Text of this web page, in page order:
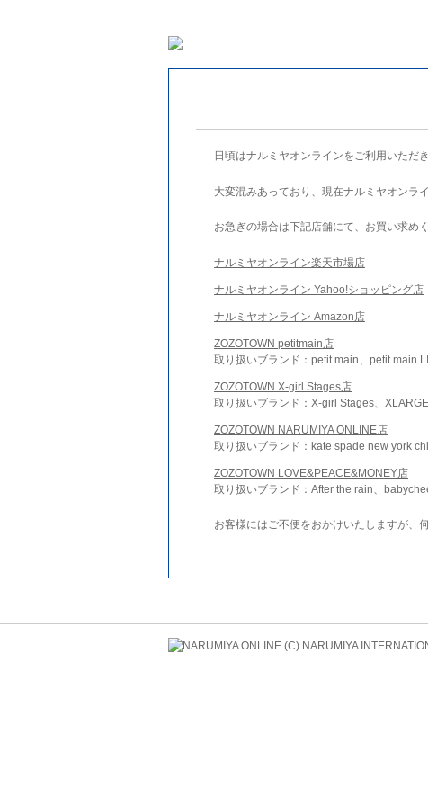
日頃はナルミヤオンラインをご利用いただ
大変混みあっており、現在ナルミヤオンラ
お急ぎの場合は下記店舗にて、お買い求めく
ナルミヤオンライン楽天市場店
ナルミヤオンライン Yahoo!ショッピング店
ナルミヤオンライン Amazon店
ZOZOTOWN petitmain店
取り扱いブランド：petit main、petit main
ZOZOTOWN X-girl Stages店
取り扱いブランド：X-girl Stages、
ZOZOTOWN NARUMIYA ONLINE店
取り扱いブランド：kate spade new york
ZOZOTOWN LOVE&PEACE&MONEY店
取り扱いブランド：After the rain、
お客様にはご不便をおかけいたしますが、